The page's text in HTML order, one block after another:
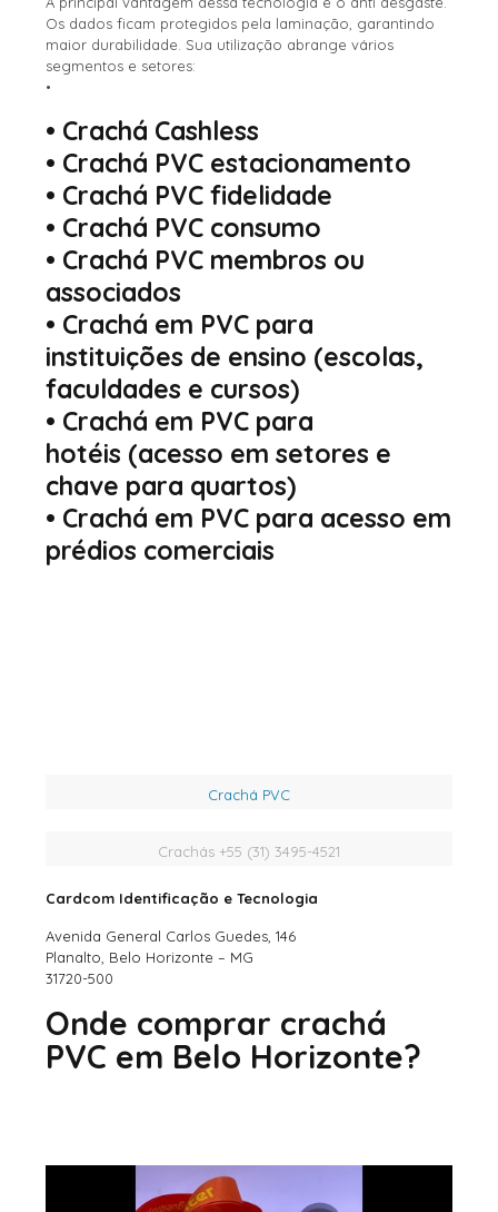
Os dados ficam protegidos pela laminação, garantindo
maior durabilidade. Sua utilização abrange vários
segmentos e setores:
•
• Crachá Cashless
• Crachá PVC estacionamento
• Crachá PVC fidelidade
• Crachá PVC consumo
• Crachá PVC membros ou
associados
• Crachá em PVC para
instituições de ensino (escolas,
faculdades e cursos)
• Crachá em PVC para
hotéis (acesso em setores e
chave para quartos)
• Crachá em PVC para acesso em
prédios comerciais
Crachá PVC
Crachás +55 (31) 3495-4521
Cardcom Identificação e Tecnologia
Avenida General Carlos Guedes, 146
Planalto, Belo Horizonte – MG
31720-500
Onde comprar crachá
PVC em Belo Horizonte?